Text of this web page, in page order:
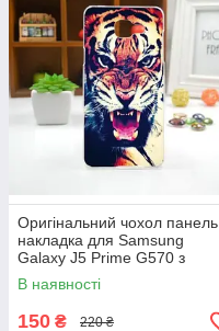
Оригінальний чохол панель
накладка для Samsung
Galaxy J5 Prime G570 з
картинкою Тигр
В наявності
150 ₴ 220 ₴